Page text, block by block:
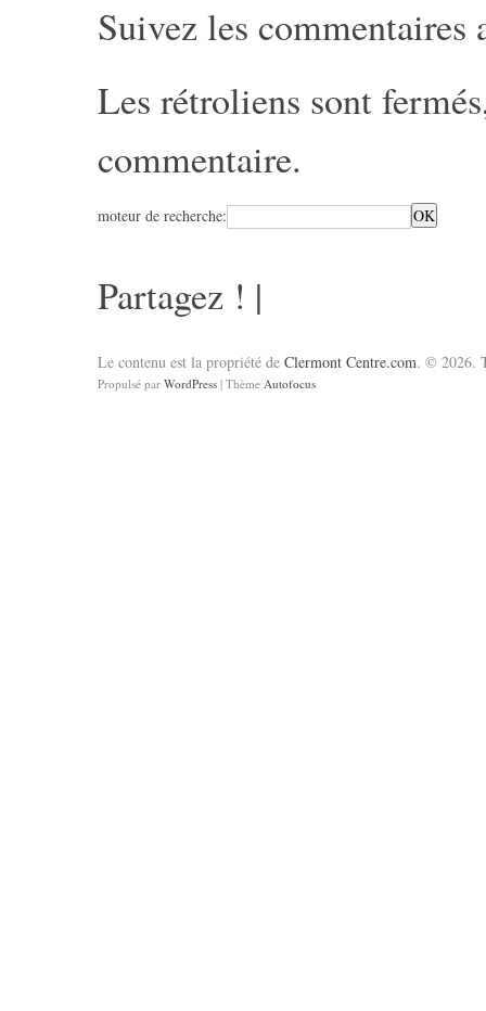
Suivez les commentaires
Les rétroliens sont
commentaire.
moteur de recherche:
Partagez ! |
Le contenu est la propriété de Clermont Centre.com. © 2026.
Propulsé par WordPress | Thème Autofocus